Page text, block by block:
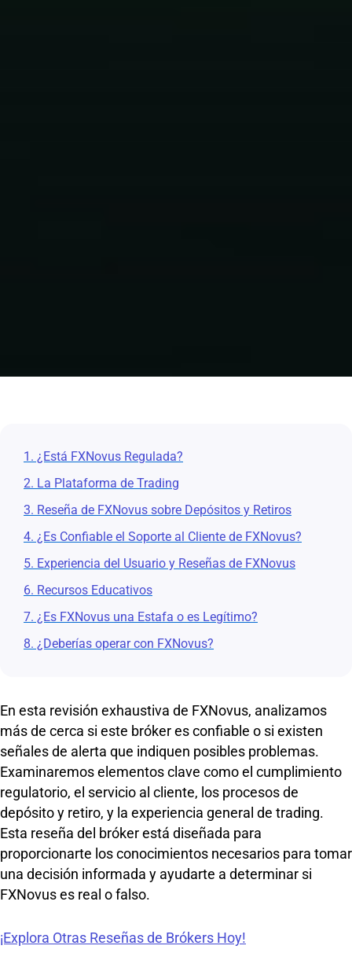
1. ¿Está FXNovus Regulada?
2. La Plataforma de Trading
3. Reseña de FXNovus sobre Depósitos y Retiros
4. ¿Es Confiable el Soporte al Cliente de FXNovus?
5. Experiencia del Usuario y Reseñas de FXNovus
6. Recursos Educativos
7. ¿Es FXNovus una Estafa o es Legítimo?
8. ¿Deberías operar con FXNovus?
En esta revisión exhaustiva de FXNovus, analizamos
más de cerca si este bróker es confiable o si existen
señales de alerta que indiquen posibles problemas.
Examinaremos elementos clave como el cumplimiento
regulatorio, el servicio al cliente, los procesos de
depósito y retiro, y la experiencia general de trading.
Esta reseña del bróker está diseñada para
proporcionarte los conocimientos necesarios para tomar
una decisión informada y ayudarte a determinar si
FXNovus es real o falso.
¡Explora Otras Reseñas de Brókers Hoy!